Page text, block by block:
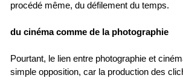
procédé même, du défilement du temps.
du cinéma comme de la photographie
Pourtant, le lien entre photographie et
simple opposition, car la production des